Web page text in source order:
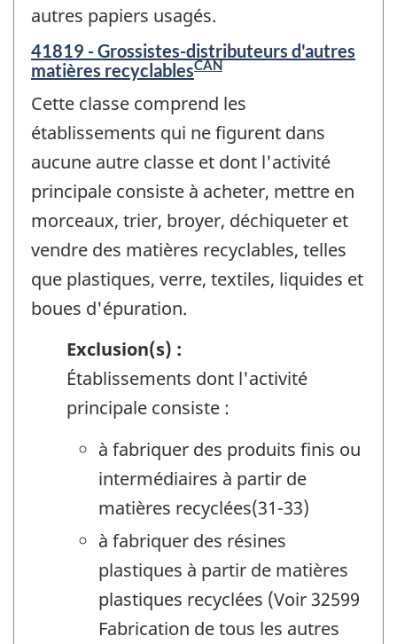
autres papiers usagés.
41819 - Grossistes-distributeurs d'autres
matières recyclablesCAN
Cette classe comprend les
établissements qui ne figurent dans
aucune autre classe et dont l'activité
principale consiste à acheter, mettre en
morceaux, trier, broyer, déchiqueter et
vendre des matières recyclables, telles
que plastiques, verre, textiles, liquides et
boues d'épuration.
Exclusion(s) :
Établissements dont l'activité
principale consiste :
à fabriquer des produits finis ou
intermédiaires à partir de
matières recyclées(31-33)
à fabriquer des résines
plastiques à partir de matières
plastiques recyclées (Voir 32599
Fabrication de tous les autres